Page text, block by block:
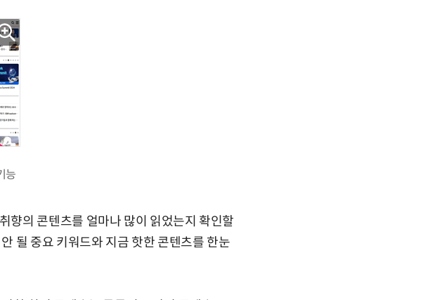
능
향의 콘텐츠를 얼마나 많이 읽었는지 확인할
될 중요 키워드와 지금 핫한 콘텐츠를 한눈